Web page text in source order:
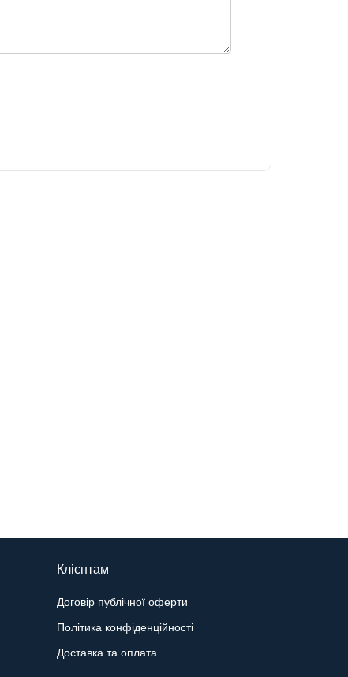
Клієнтам
Договір публічної оферти
Політика конфіденційності
Доставка та оплата